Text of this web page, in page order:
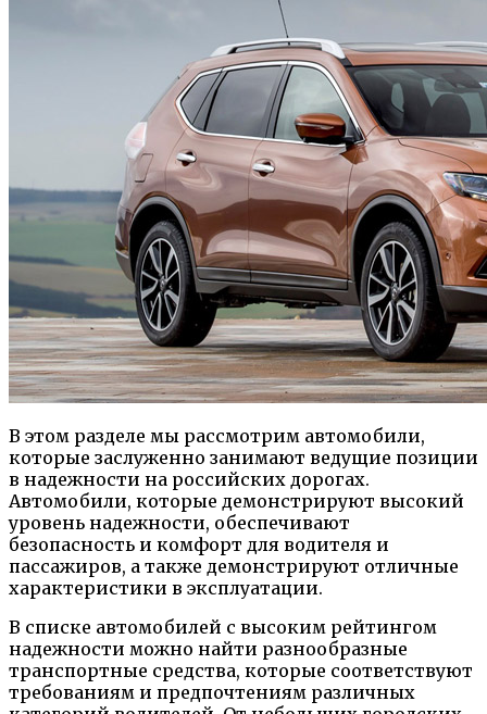
В этом разделе мы рассмотрим автомобили,
которые заслуженно занимают ведущие позиции
в надежности на российских дорогах.
Автомобили, которые демонстрируют высокий
уровень надежности, обеспечивают
безопасность и комфорт для водителя и
пассажиров, а также демонстрируют отличные
характеристики в эксплуатации.
В списке автомобилей с высоким рейтингом
надежности можно найти разнообразные
транспортные средства, которые соответствуют
требованиям и предпочтениям различных